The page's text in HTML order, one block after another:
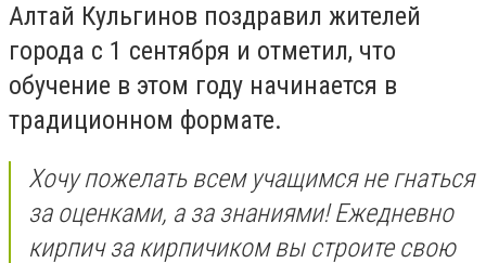
Алтай Кульгинов поздравил жителей
города с 1 сентября и отметил, что
обучение в этом году начинается в
традиционном формате.
Хочу пожелать всем учащимся не гнаться
за оценками, а за знаниями! Ежедневно
кирпич за кирпичиком вы строите свою